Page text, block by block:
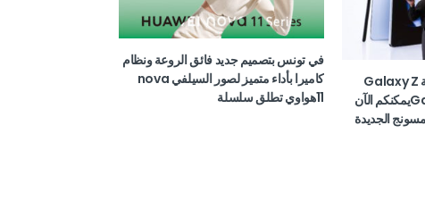
والاستمتاع بعروض حصرية Galaxy Z
Flip 5 و Galaxy Z Fold 5يمكنكم الآن
الجديدة
في تونس بتصميم جديد فائق الروعة ونظام
كاميرا بأداء متميز لصور السيلفي nova
11هواوي تطلق سلسلة